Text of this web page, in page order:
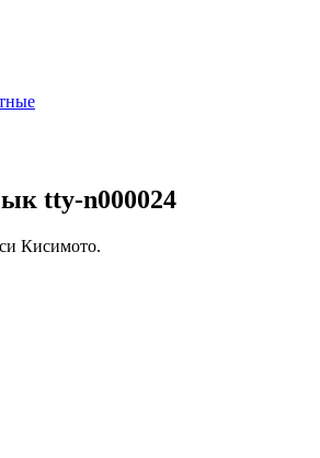
tty-n000024
Кисимото.